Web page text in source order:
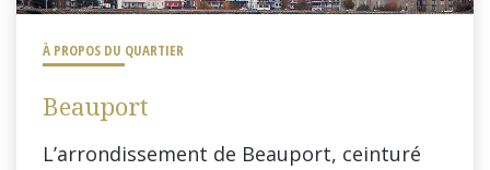
À PROPOS DU QUARTIER
Beauport
L’arrondissement de Beauport, ceinturé